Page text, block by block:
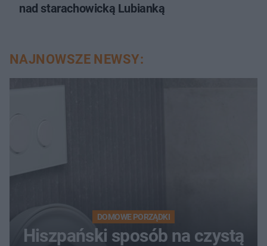
nad starachowicką Lubianką
NAJNOWSZE NEWSY:
DOMOWE PORZĄDKI
Hiszpański sposób na czystą